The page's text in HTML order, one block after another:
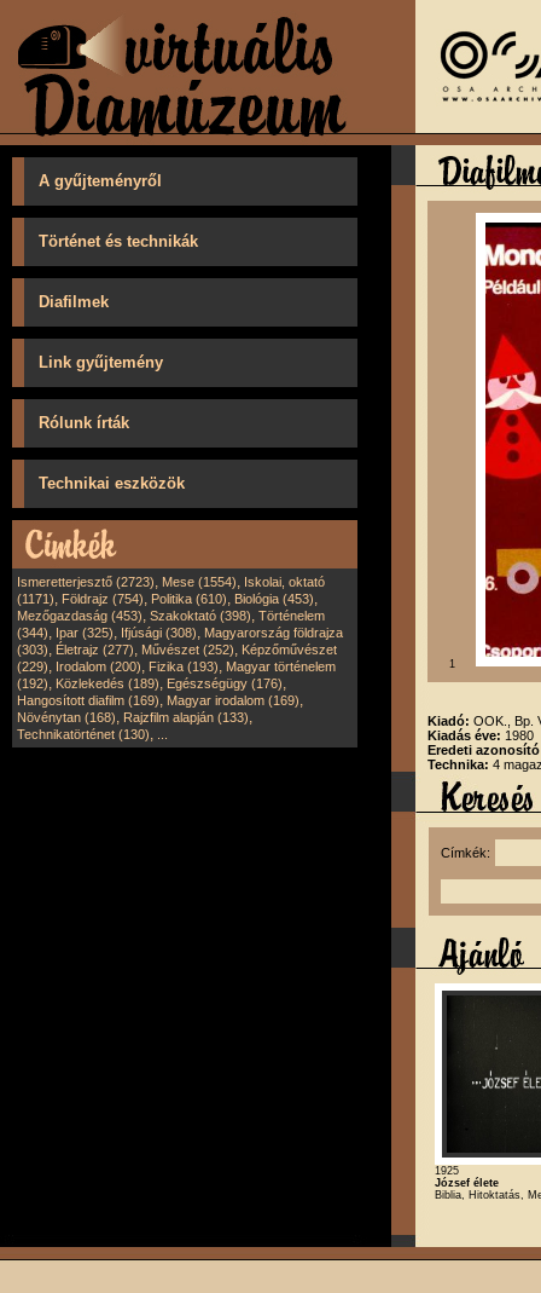
A gyűjteményről
Történet és technikák
Diafilmek
Link gyűjtemény
Rólunk írták
Technikai eszközök
Ismeretterjesztő (2723), Mese (1554), Iskolai, oktató
(1171), Földrajz (754), Politika (610), Biológia (453),
Mezőgazdaság (453), Szakoktató (398), Történelem
(344), Ipar (325), Ifjúsági (308), Magyarország földrajza
(303), Életrajz (277), Művészet (252), Képzőművészet
(229), Irodalom (200), Fizika (193), Magyar történelem
(192), Közlekedés (189), Egészségügy (176),
Hangosított diafilm (169), Magyar irodalom (169),
Növénytan (168), Rajzfilm alapján (133),
Technikatörténet (130),
1
Kiadó: OOK., Bp.
Kiadás éve: 1980
Eredeti
Technika: 4
Címkék:
1925
József élete
Biblia, Hitoktatás,